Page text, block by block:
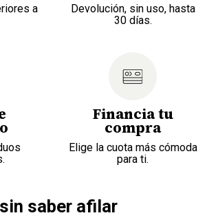
a
Devolución, sin uso, hasta
30 días.
Financia tu
compra
Elige la cuota más cómoda
para ti.
saber afilar